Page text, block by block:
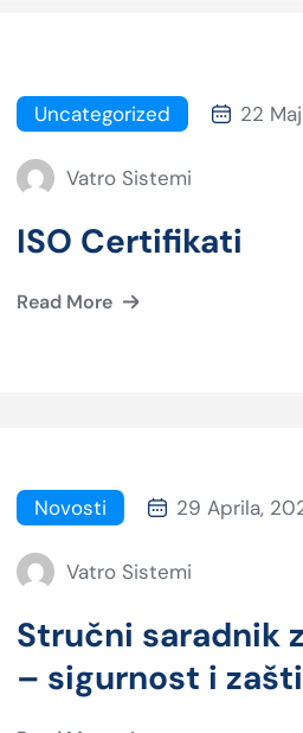
Uncategorized 22
Vatro Sistemi
ISO Certifikati
Read More
Novosti 29 Aprila,
Vatro Sistemi
Stručni saradnik
– sigurnost i